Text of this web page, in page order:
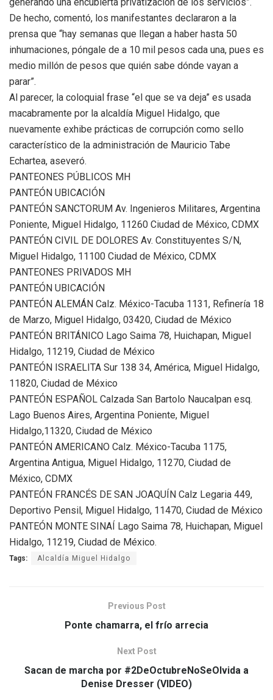
De hecho, comentó, los manifestantes declararon a la
prensa que “hay semanas que llegan a haber hasta 50
inhumaciones, póngale de a 10 mil pesos cada una, pues es
medio millón de pesos que quién sabe dónde vayan a
parar”.
Al parecer, la coloquial frase “el que se va deja” es usada
macabramente por la alcaldía Miguel Hidalgo, que
nuevamente exhibe prácticas de corrupción como sello
característico de la administración de Mauricio Tabe
Echartea, aseveró.
PANTEONES PÚBLICOS MH
PANTEÓN UBICACIÓN
PANTEÓN SANCTORUM Av. Ingenieros Militares, Argentina
Poniente, Miguel Hidalgo, 11260 Ciudad de México, CDMX
PANTEÓN CIVIL DE DOLORES Av. Constituyentes S/N,
Miguel Hidalgo, 11100 Ciudad de México, CDMX
PANTEONES PRIVADOS MH
PANTEÓN UBICACIÓN
PANTEÓN ALEMÁN Calz. México-Tacuba 1131, Refinería 18
de Marzo, Miguel Hidalgo, 03420, Ciudad de México
PANTEÓN BRITÁNICO Lago Saima 78, Huichapan, Miguel
Hidalgo, 11219, Ciudad de México
PANTEÓN ISRAELITA Sur 138 34, América, Miguel Hidalgo,
11820, Ciudad de México
PANTEÓN ESPAÑOL Calzada San Bartolo Naucalpan esq.
Lago Buenos Aires, Argentina Poniente, Miguel
Hidalgo,11320, Ciudad de México
PANTEÓN AMERICANO Calz. México-Tacuba 1175,
Argentina Antigua, Miguel Hidalgo, 11270, Ciudad de
México, CDMX
PANTEÓN FRANCÉS DE SAN JOAQUÍN Calz Legaria 449,
Deportivo Pensil, Miguel Hidalgo, 11470, Ciudad de México
PANTEÓN MONTE SINAÍ Lago Saima 78, Huichapan, Miguel
Hidalgo, 11219, Ciudad de México.
Tags: Alcaldía Miguel Hidalgo
Previous Post
Ponte chamarra, el frío arrecia
Next Post
Sacan de marcha por #2DeOctubreNoSeOlvida a
Denise Dresser (VIDEO)